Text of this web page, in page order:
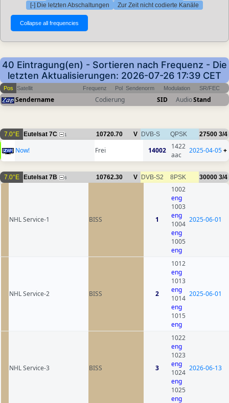
[-] Die letzten Abschaltungen
Zur Zeit nicht codierte Kanäle
40 Eintragung(en) - Sortieren nach Frequenz - Die
letzten Aktualisierungen: 2026-07-26 17:39 CET
Pos Satellit Frequenz Pol Sendenorm Modulation SR/FEC
Sendername Codierung SID AudioStand
7.0°E Eutelsat 7C 1 10720.70 V DVB-S QPSK 27500 3/4
Now! Frei 14002
1422
aac
2025-04-05+
7.0°E Eutelsat 7B 6 10762.30 V DVB-S2 8PSK 30000 3/4
NHL Service-1 BISS 1
1002
eng
1003
eng
1004
eng
1005
eng
2025-06-01
NHL Service-2 BISS 2
1012
eng
1013
eng
1014
eng
1015
eng
2025-06-01
NHL Service-3 BISS 3
1022
eng
1023
eng
1024
eng
1025
eng
2026-06-13